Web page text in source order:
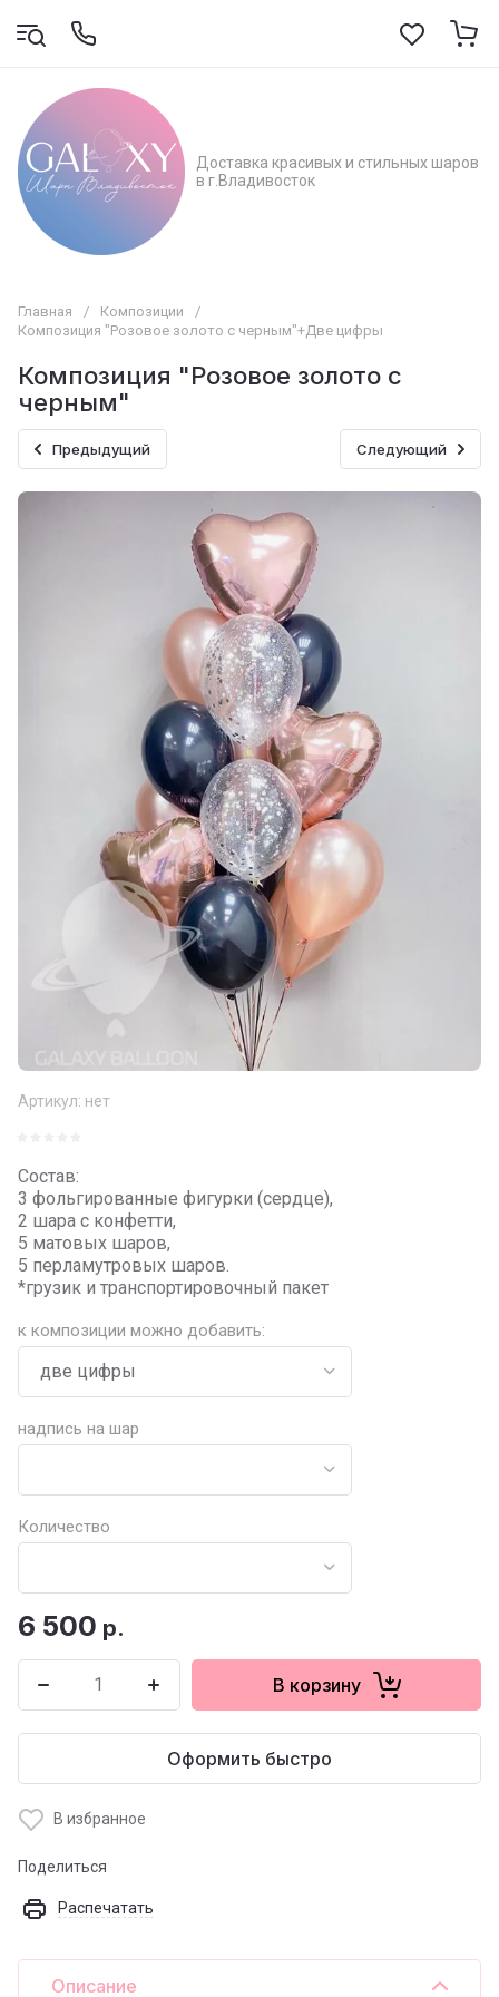
Доставка красивых и стильных шаров
в г.Владивосток
Главная / Композиции
/
Композиция "Розовое золото с черным"+Две цифры
Композиция "Розовое золото с
черным"
Предыдущий Следующий
Артикул: нет
Состав:
3 фольгированные фигурки (сердце),
2 шара с конфетти,
5 матовых шаров,
5 перламутровых шаров.
*грузик и транспортировочный пакет
к композиции можно добавить:
надпись на шар
Количество
6 500 р.
В корзину
Оформить быстро
В избранное
Поделиться
Распечатать
Описание